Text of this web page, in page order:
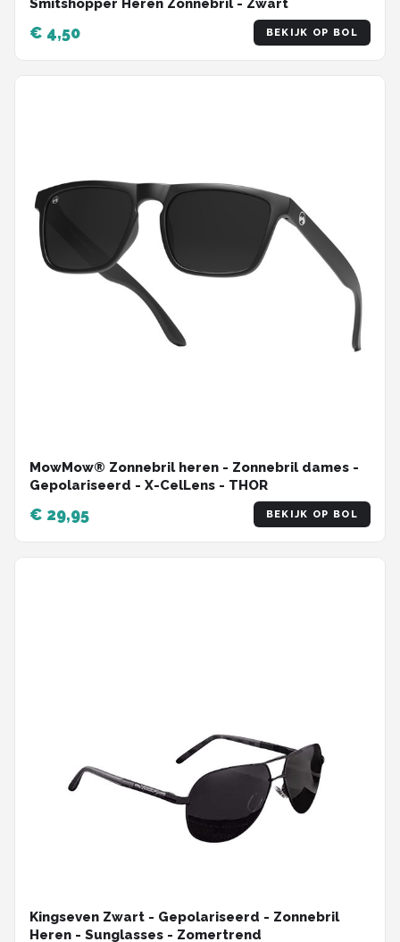
Smitshopper Heren Zonnebril - Zwart
€ 4,50 BEKIJK OP BOL
MowMow® Zonnebril heren - Zonnebril dames -
Gepolariseerd - X-CelLens - THOR
€ 29,95 BEKIJK OP BOL
Kingseven Zwart - Gepolariseerd - Zonnebril
Heren - Sunglasses - Zomertrend